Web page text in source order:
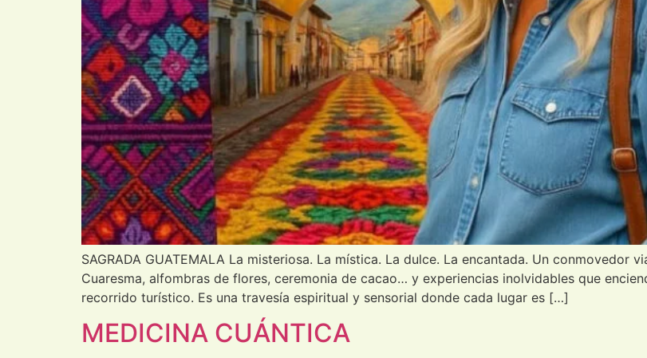
SAGRADA GUATEMALA La misteriosa. La mística. La dulce. La encantada. Un conmovedor
Cuaresma, alfombras de flores, ceremonia de cacao… y experiencias inolvidables que
recorrido turístico. Es una travesía espiritual y sensorial donde cada lugar es […]
MEDICINA CUÁNTICA